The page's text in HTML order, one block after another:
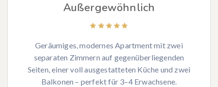
Außergewöhnlich
Geräumiges, modernes Apartment mit zwei
separaten Zimmern auf gegenüberliegenden
Seiten, einer voll ausgestatteten Küche und zwei
Balkonen – perfekt für 3–4 Erwachsene.